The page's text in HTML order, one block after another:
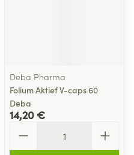
Deba Pharma
Folium Aktief V-caps 60
Deba
14,20 €